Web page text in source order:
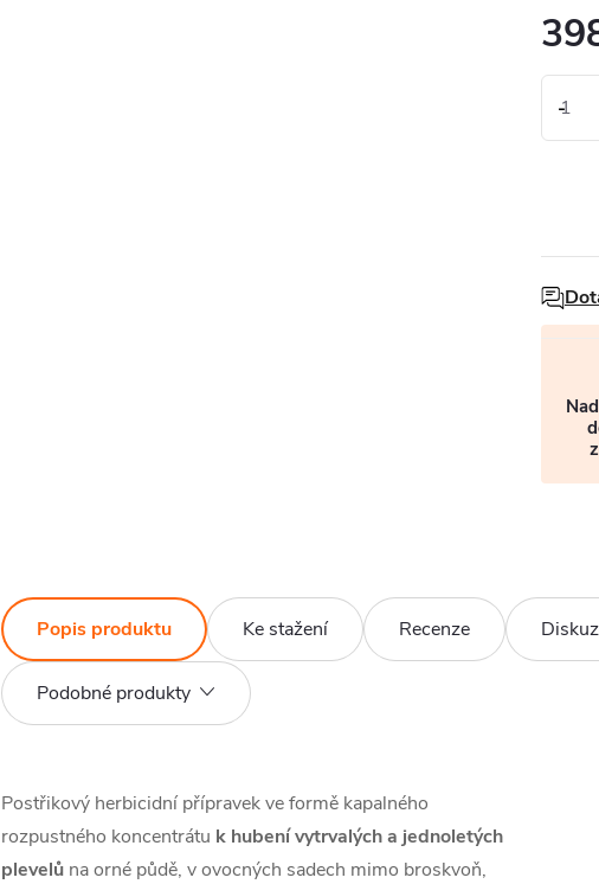
Měrná
cena:
398 Kč
Popis produktu Ke stažení Recenze
Podobné produkty
Postřikový herbicidní přípravek ve formě kapalného
rozpustného koncentrátu k hubení vytrvalých a jednoletých
plevelů na orné půdě, v ovocných sadech mimo broskvoň,